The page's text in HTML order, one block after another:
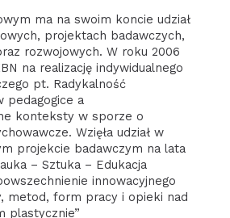
ma na swoim koncie udział
projektach badawczych,
rozwojowych. W roku 2006
na realizację indywidualnego
pt. Radykalność
pedagogice a
konteksty w sporze o
Wzięła udział w
projekcie badawczym na lata
– Sztuka – Edukacja
innowacyjnego
metod, form pracy i opieki nad
plastycznie”